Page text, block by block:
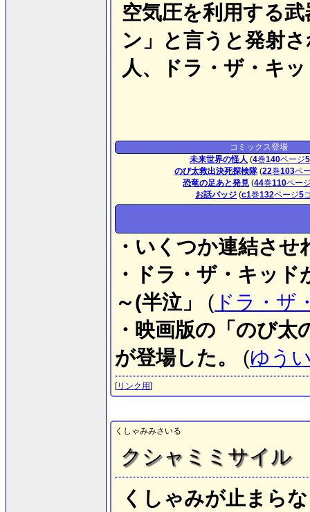
空気圧を利用する
ン」と言うと発射
人、ドラ・ザ・キ
コミックス登場
未来世界の怪人 (4巻140ページ5
のび太救出決死探検隊(22巻103ペ
恐竜の足あと発見 (44巻110ペー
お話バッジ (c1巻132ページ5
・いくつか連結さ
・ドラ・ザ・キッ
～(半泣」
( ドラ・ザ
・映画版の「のび
が登場した。
(ゆう
[リンク用]
くしゃみみさいる
クシャミミサイル
くしゃみが止まら